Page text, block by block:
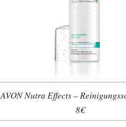
AVON Nutra Effects –
8€